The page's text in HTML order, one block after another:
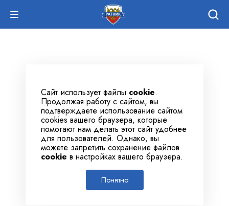
Сайт использует файлы cookie.
Продолжая работу с сайтом, вы
подтверждаете использование сайтом
cookies вашего браузера, которые
помогают нам делать этот сайт удобнее
для пользователей. Однако, вы
можете запретить сохранение файлов
cookie в настройках вашего браузера.
Понятно